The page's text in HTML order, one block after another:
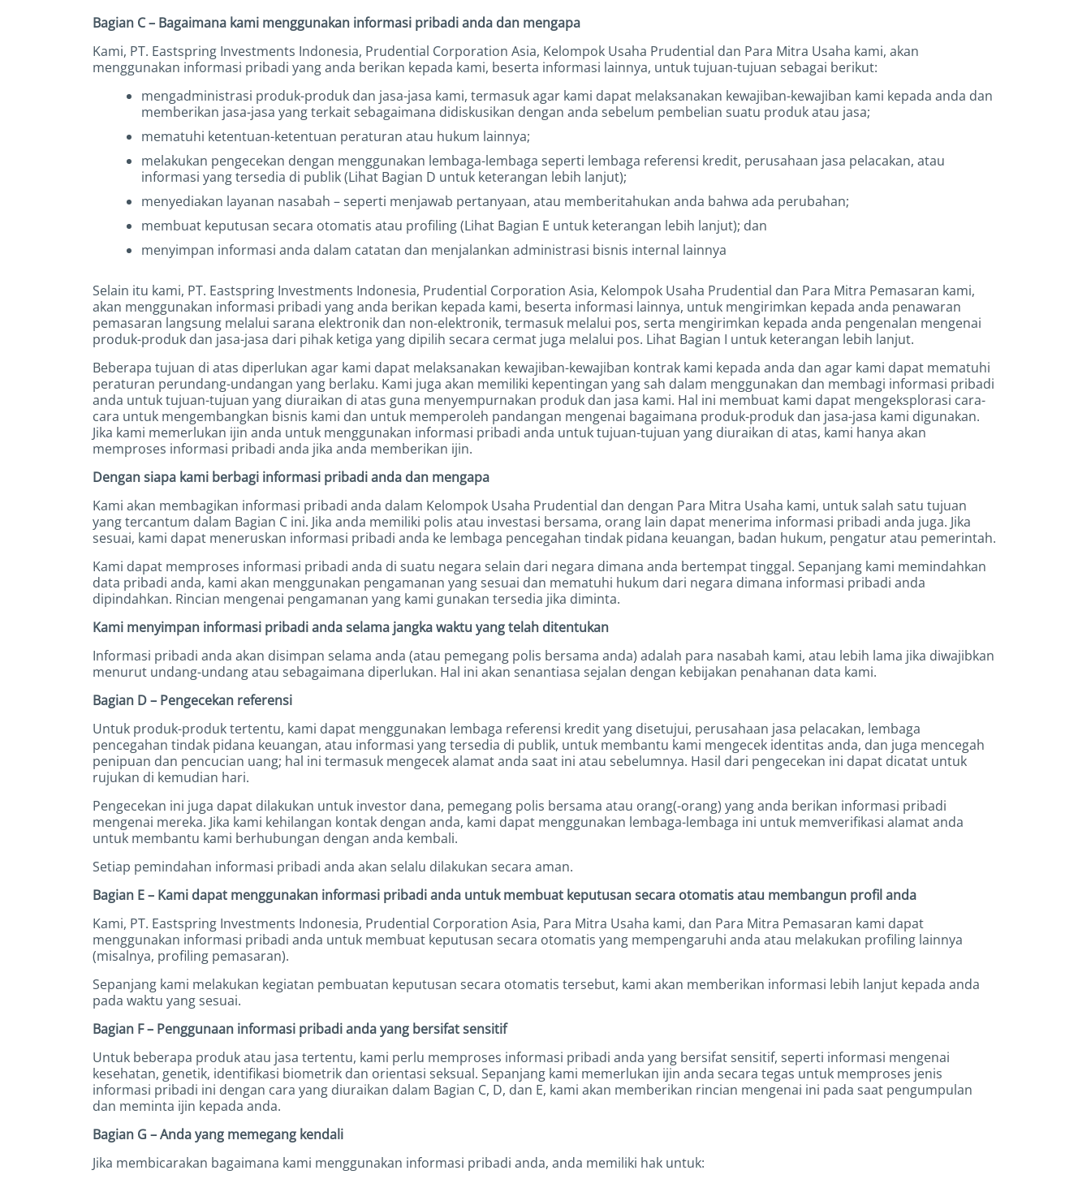
Bagian C – Bagaimana kami menggunakan informasi pribadi anda dan mengapa
Kami, PT. Eastspring Investments Indonesia, Prudential Corporation Asia, Kelompok Usaha Prudential dan Para Mitra Usaha kami, akan
menggunakan informasi pribadi yang anda berikan kepada kami, beserta informasi lainnya, untuk tujuan-tujuan sebagai berikut:
mengadministrasi produk-produk dan jasa-jasa kami, termasuk agar kami dapat melaksanakan kewajiban-kewajiban kami kepada anda dan
memberikan jasa-jasa yang terkait sebagaimana didiskusikan dengan anda sebelum pembelian suatu produk atau jasa;
mematuhi ketentuan-ketentuan peraturan atau hukum lainnya;
melakukan pengecekan dengan menggunakan lembaga-lembaga seperti lembaga referensi kredit, perusahaan jasa pelacakan, atau
informasi yang tersedia di publik (Lihat Bagian D untuk keterangan lebih lanjut);
menyediakan layanan nasabah – seperti menjawab pertanyaan, atau memberitahukan anda bahwa ada perubahan;
membuat keputusan secara otomatis atau profiling (Lihat Bagian E untuk keterangan lebih lanjut); dan
menyimpan informasi anda dalam catatan dan menjalankan administrasi bisnis internal lainnya
Selain itu kami, PT. Eastspring Investments Indonesia, Prudential Corporation Asia, Kelompok Usaha Prudential dan Para Mitra Pemasaran kami,
akan menggunakan informasi pribadi yang anda berikan kepada kami, beserta informasi lainnya, untuk mengirimkan kepada anda penawaran
pemasaran langsung melalui sarana elektronik dan non-elektronik, termasuk melalui pos, serta mengirimkan kepada anda pengenalan mengenai
produk-produk dan jasa-jasa dari pihak ketiga yang dipilih secara cermat juga melalui pos. Lihat Bagian I untuk keterangan lebih lanjut.
Beberapa tujuan di atas diperlukan agar kami dapat melaksanakan kewajiban-kewajiban kontrak kami kepada anda dan agar kami dapat mematuhi
peraturan perundang-undangan yang berlaku. Kami juga akan memiliki kepentingan yang sah dalam menggunakan dan membagi informasi pribadi
anda untuk tujuan-tujuan yang diuraikan di atas guna menyempurnakan produk dan jasa kami. Hal ini membuat kami dapat mengeksplorasi cara-
cara untuk mengembangkan bisnis kami dan untuk memperoleh pandangan mengenai bagaimana produk-produk dan jasa-jasa kami digunakan.
Jika kami memerlukan ijin anda untuk menggunakan informasi pribadi anda untuk tujuan-tujuan yang diuraikan di atas, kami hanya akan
memproses informasi pribadi anda jika anda memberikan ijin.
Dengan siapa kami berbagi informasi pribadi anda dan mengapa
Kami akan membagikan informasi pribadi anda dalam Kelompok Usaha Prudential dan dengan Para Mitra Usaha kami, untuk salah satu tujuan
yang tercantum dalam Bagian C ini. Jika anda memiliki polis atau investasi bersama, orang lain dapat menerima informasi pribadi anda juga. Jika
sesuai, kami dapat meneruskan informasi pribadi anda ke lembaga pencegahan tindak pidana keuangan, badan hukum, pengatur atau pemerintah.
Kami dapat memproses informasi pribadi anda di suatu negara selain dari negara dimana anda bertempat tinggal. Sepanjang kami memindahkan
data pribadi anda, kami akan menggunakan pengamanan yang sesuai dan mematuhi hukum dari negara dimana informasi pribadi anda
dipindahkan. Rincian mengenai pengamanan yang kami gunakan tersedia jika diminta.
Kami menyimpan informasi pribadi anda selama jangka waktu yang telah ditentukan
Informasi pribadi anda akan disimpan selama anda (atau pemegang polis bersama anda) adalah para nasabah kami, atau lebih lama jika diwajibkan
menurut undang-undang atau sebagaimana diperlukan. Hal ini akan senantiasa sejalan dengan kebijakan penahanan data kami.
Bagian D – Pengecekan referensi
Untuk produk-produk tertentu, kami dapat menggunakan lembaga referensi kredit yang disetujui, perusahaan jasa pelacakan, lembaga
pencegahan tindak pidana keuangan, atau informasi yang tersedia di publik, untuk membantu kami mengecek identitas anda, dan juga mencegah
penipuan dan pencucian uang; hal ini termasuk mengecek alamat anda saat ini atau sebelumnya. Hasil dari pengecekan ini dapat dicatat untuk
rujukan di kemudian hari.
Pengecekan ini juga dapat dilakukan untuk investor dana, pemegang polis bersama atau orang(-orang) yang anda berikan informasi pribadi
mengenai mereka. Jika kami kehilangan kontak dengan anda, kami dapat menggunakan lembaga-lembaga ini untuk memverifikasi alamat anda
untuk membantu kami berhubungan dengan anda kembali.
Setiap pemindahan informasi pribadi anda akan selalu dilakukan secara aman.
Bagian E – Kami dapat menggunakan informasi pribadi anda untuk membuat keputusan secara otomatis atau membangun profil anda
Kami, PT. Eastspring Investments Indonesia, Prudential Corporation Asia, Para Mitra Usaha kami, dan Para Mitra Pemasaran kami dapat
menggunakan informasi pribadi anda untuk membuat keputusan secara otomatis yang mempengaruhi anda atau melakukan profiling lainnya
(misalnya, profiling pemasaran).
Sepanjang kami melakukan kegiatan pembuatan keputusan secara otomatis tersebut, kami akan memberikan informasi lebih lanjut kepada anda
pada waktu yang sesuai.
Bagian F – Penggunaan informasi pribadi anda yang bersifat sensitif
Untuk beberapa produk atau jasa tertentu, kami perlu memproses informasi pribadi anda yang bersifat sensitif, seperti informasi mengenai
kesehatan, genetik, identifikasi biometrik dan orientasi seksual. Sepanjang kami memerlukan ijin anda secara tegas untuk memproses jenis
informasi pribadi ini dengan cara yang diuraikan dalam Bagian C, D, dan E, kami akan memberikan rincian mengenai ini pada saat pengumpulan
dan meminta ijin kepada anda.
Bagian G – Anda yang memegang kendali
Jika membicarakan bagaimana kami menggunakan informasi pribadi anda, anda memiliki hak untuk: